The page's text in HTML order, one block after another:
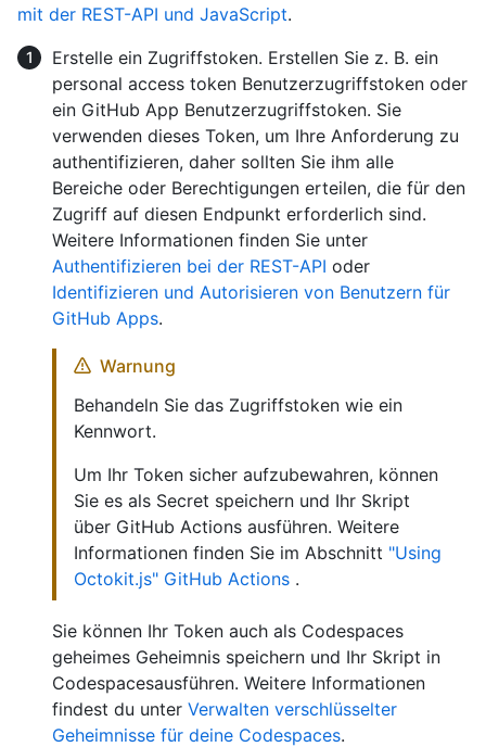
mit der REST-API und JavaScript.
Erstelle ein Zugriffstoken. Erstellen Sie z. B. ein
personal access token Benutzerzugriffstoken oder
ein GitHub App Benutzerzugriffstoken. Sie
verwenden dieses Token, um Ihre Anforderung zu
authentifizieren, daher sollten Sie ihm alle
Bereiche oder Berechtigungen erteilen, die für den
Zugriff auf diesen Endpunkt erforderlich sind.
Weitere Informationen finden Sie unter
Authentifizieren bei der REST-API oder
Identifizieren und Autorisieren von Benutzern für
GitHub Apps.
Warnung
Behandeln Sie das Zugriffstoken wie ein
Kennwort.
Um Ihr Token sicher aufzubewahren, können
Sie es als Secret speichern und Ihr Skript
über GitHub Actions ausführen. Weitere
Informationen finden Sie im Abschnitt "Using
Octokit.js" GitHub Actions .
Sie können Ihr Token auch als Codespaces
geheimes Geheimnis speichern und Ihr Skript in
Codespacesausführen. Weitere Informationen
findest du unter Verwalten verschlüsselter
Geheimnisse für deine Codespaces.